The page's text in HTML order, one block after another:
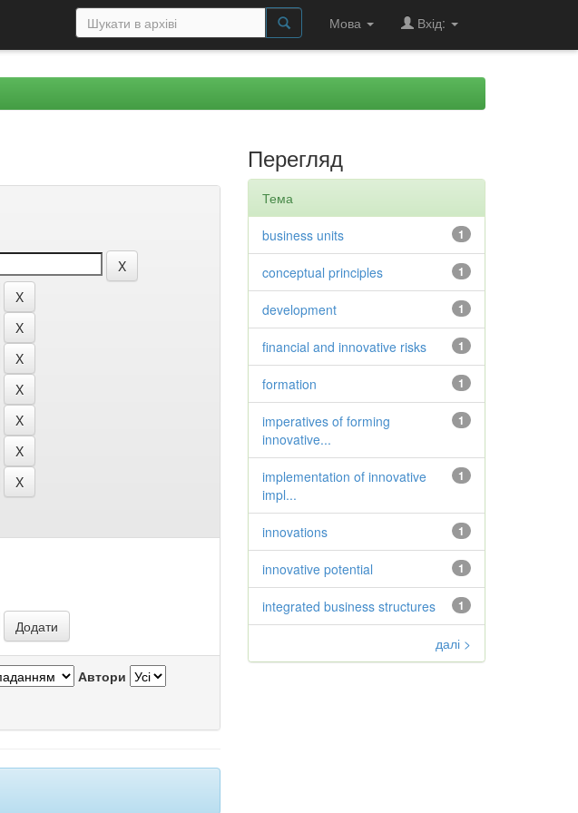
Мова Вхід:
Автори
Перегляд
Тема
1
business units
1
conceptual principles
1
development
1
financial and innovative risks
1
formation
1
imperatives of forming
innovative...
1
implementation of innovative
impl...
1
innovations
1
innovative potential
1
integrated business structures
далі >